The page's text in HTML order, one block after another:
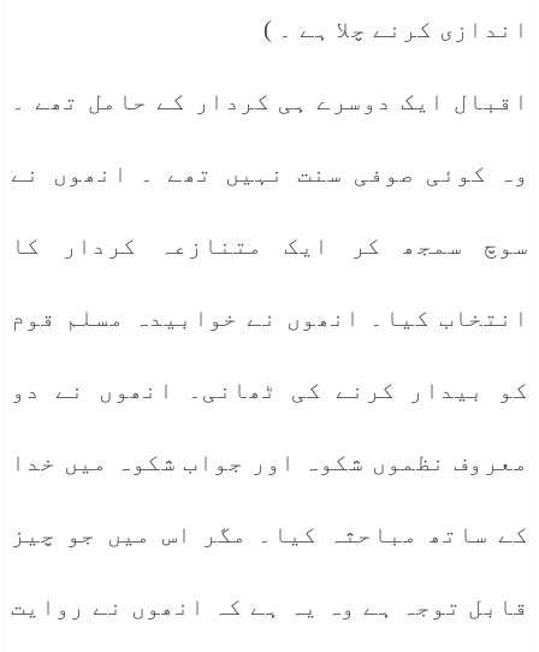
اندازی کرنے چلا ہے ۔ )
اقبال ایک دوسرے ہی کردار کے حامل تھے ۔
وہ کوئی صوفی سنت نہیں تھے ۔ انھوں نے
سوچ سمجھ کر ایک متنازعہ کردار کا
انتخاب کیا۔ انھوں نے خوابیدہ مسلم قوم
کو بیدار کرنے کی ٹھانی۔ انھوں نے دو
معروف نظموں شکوہ اور جواب شکوہ میں خدا
کے ساتھ مباحثہ کیا۔ مگر اس میں جو چیز
قابل توجہ ہے وہ یہ ہے کہ انھوں نے روایت